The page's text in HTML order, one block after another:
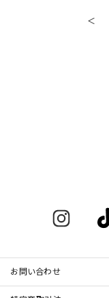
＜
お問い合わせ